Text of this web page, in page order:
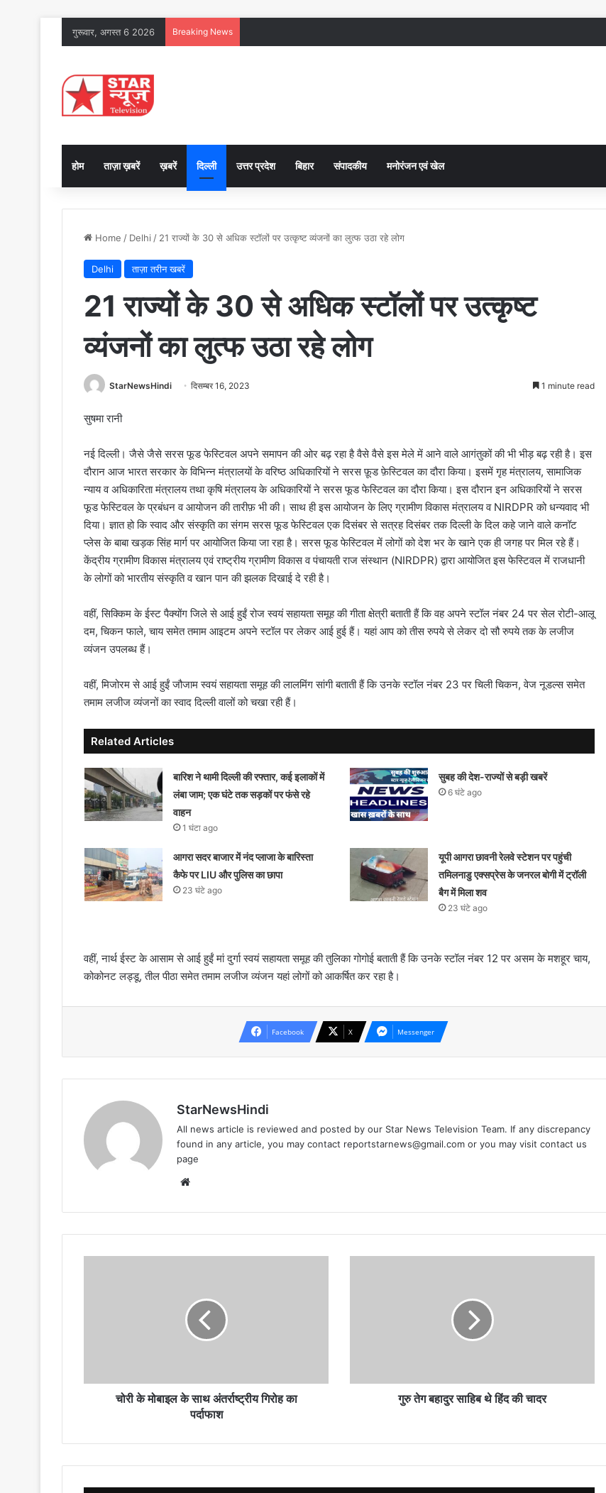
गुरूवार, अगस्त 6 2026 Breaking News
होम ताज़ा ख़बरें ख़बरें दिल्ली उत्तर प्रदेश बिहार संपादकीय मनोरंजन एवं खेल
Home / Delhi / 21 राज्यों के 30 से अधिक स्टॉलों पर उत्कृष्ट व्यंजनों का लुत्फ उठा रहे लोग
Delhi ताज़ा तरीन खबरें
21 राज्यों के 30 से अधिक स्टॉलों पर उत्कृष्ट
व्यंजनों का लुत्फ उठा रहे लोग
StarNewsHindi दिसम्बर 16, 2023 1 minute read
सुषमा रानी
नई दिल्ली। जैसे जैसे सरस फूड फेस्टिवल अपने समापन की ओर बढ़ रहा है वैसे वैसे इस मेले में आने वाले आगंतुकों की भी भीड़ बढ़ रही है। इस
दौरान आज भारत सरकार के विभिन्न मंत्रालयों के वरिष्ठ अधिकारियों ने सरस फ़ूड फ़ेस्टिवल का दौरा किया। इसमें गृह मंत्रालय, सामाजिक
न्याय व अधिकारिता मंत्रालय तथा कृषि मंत्रालय के अधिकारियों ने सरस फूड फेस्टिवल का दौरा किया। इस दौरान इन अधिकारियों ने सरस
फूड फेस्टिवल के प्रबंधन व आयोजन की तारीफ़ भी की। साथ ही इस आयोजन के लिए ग्रामीण विकास मंत्रालय व NIRDPR को धन्यवाद भी
दिया। ज्ञात हो कि स्वाद और संस्कृति का संगम सरस फूड फेस्टिवल एक दिसंबर से सत्रह दिसंबर तक दिल्ली के दिल कहे जाने वाले कनॉट
प्लेस के बाबा खड़क सिंह मार्ग पर आयोजित किया जा रहा है। सरस फूड फेस्टिवल में लोगों को देश भर के खाने एक ही जगह पर मिल रहे हैं।
केंद्रीय ग्रामीण विकास मंत्रालय एवं राष्ट्रीय ग्रामीण विकास व पंचायती राज संस्थान (NIRDPR) द्वारा आयोजित इस फेस्टिवल में राजधानी
के लोगों को भारतीय संस्कृति व खान पान की झलक दिखाई दे रही है।
वहीं, सिक्किम के ईस्ट पैक्योंग जिले से आई हुईं रोज स्वयं सहायता समूह की गीता क्षेत्री बताती हैं कि वह अपने स्टॉल नंबर 24 पर सेल रोटी-आलू
दम, चिकन फाले, चाय समेत तमाम आइटम अपने स्टॉल पर लेकर आई हुई हैं। यहां आप को तीस रुपये से लेकर दो सौ रुपये तक के लजीज
व्यंजन उपलब्ध हैं।
वहीं, मिजोरम से आई हुईं जौजाम स्वयं सहायता समूह की लालमिंग सांगी बताती हैं कि उनके स्टॉल नंबर 23 पर चिली चिकन, वेज नूडल्स समेत
तमाम लजीज व्यंजनों का स्वाद दिल्ली वालों को चखा रही हैं।
Related Articles
बारिश ने थामी दिल्ली की रफ्तार, कई इलाकों में
लंबा जाम; एक घंटे तक सड़कों पर फंसे रहे
वाहन
1 घंटा ago
सुबह की देश-राज्यों से बड़ी खबरें
6 घंटे ago
आगरा सदर बाजार में नंद प्लाजा के बारिस्ता
कैफे पर LIU और पुलिस का छापा
23 घंटे ago
यूपी आगरा छावनी रेलवे स्टेशन पर पहुंची
तमिलनाडु एक्सप्रेस के जनरल बोगी में ट्रॉली
बैग में मिला शव
23 घंटे ago
वहीं, नार्थ ईस्ट के आसाम से आई हुईं मां दुर्गा स्वयं सहायता समूह की तुलिका गोगोई बताती हैं कि उनके स्टॉल नंबर 12 पर असम के मशहूर चाय,
कोकोनट लड्डू, तील पीठा समेत तमाम लजीज व्यंजन यहां लोगों को आकर्षित कर रहा है।
Facebook X Messenger
StarNewsHindi
All news article is reviewed and posted by our Star News Television Team. If any discrepancy
found in any article, you may contact reportstarnews@gmail.com or you may visit contact us
page
पर्दाफाश
चोरी के मोबाइल के साथ अंतर्राष्ट्रीय गिरोह का
पर्दाफाश
गुरु तेग बहादुर साहिब थे हिंद की चादर